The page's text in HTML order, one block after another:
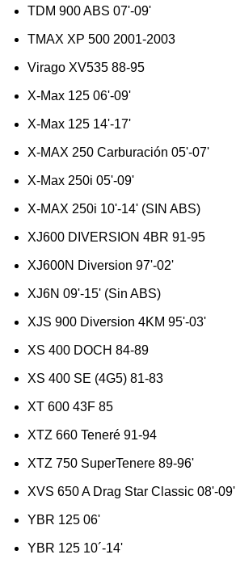
TDM 900 ABS 07'-09'
TMAX XP 500 2001-2003
Virago XV535 88-95
X-Max 125 06'-09'
X-Max 125 14'-17'
X-MAX 250 Carburación 05'-07'
X-Max 250i 05'-09'
X-MAX 250i 10'-14' (SIN ABS)
XJ600 DIVERSION 4BR 91-95
XJ600N Diversion 97'-02'
XJ6N 09'-15' (Sin ABS)
XJS 900 Diversion 4KM 95'-03'
XS 400 DOCH 84-89
XS 400 SE (4G5) 81-83
XT 600 43F 85
XTZ 660 Teneré 91-94
XTZ 750 SuperTenere 89-96'
XVS 650 A Drag Star Classic 08'-09'
YBR 125 06'
YBR 125 10´-14'